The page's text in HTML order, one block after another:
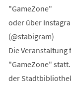
"GameZone"
oder über
(@stabigram)
Die
"GameZone"
der